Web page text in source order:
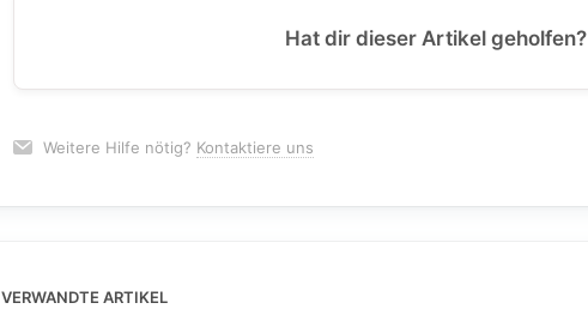
Hat dir dieser Artikel geholfen?
Weitere Hilfe nötig? Kontaktiere uns
VERWANDTE ARTIKEL